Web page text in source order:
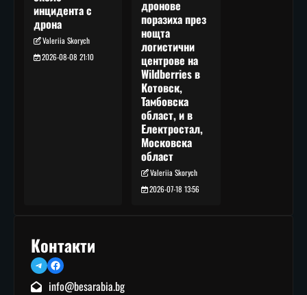
инцидента с
дрона
Valeriia Skorych
2026-08-08 21:10
дронове
поразиха през
нощта
логистични
центрове на
Wildberries в
Котовск,
Тамбовска
област, и в
Електростал,
Московска
област
Valeriia Skorych
2026-07-18 13:56
Контакти
TelegramFacebook
info@besarabia.bg